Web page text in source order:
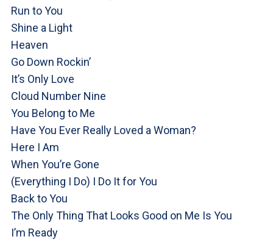
Run to You
Shine a Light
Heaven
Go Down Rockin’
It’s Only Love
Cloud Number Nine
You Belong to Me
Have You Ever Really Loved a Woman?
Here I Am
When You’re Gone
(Everything I Do) I Do It for You
Back to You
The Only Thing That Looks Good on Me Is You
I’m Ready